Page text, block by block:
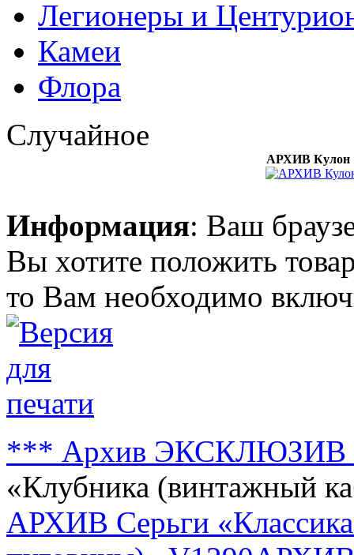
Легионеры и
Камеи
Флора
Случайное
АРХИВ Кулон
Информация: Ваш
Вы хотите положить
то Вам необходимо
*** Архив
«Клубника (винтажный
АРХИВ Серьги